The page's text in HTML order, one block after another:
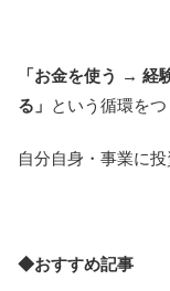
「お金を使う → 経
る」 という循環をつ
自分自身・事業に
◆おすすめ記事